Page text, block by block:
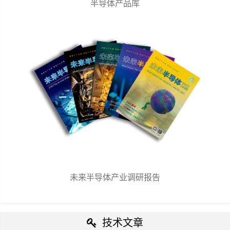
半导体产品库
未来半导体产业调研报告
技术文章